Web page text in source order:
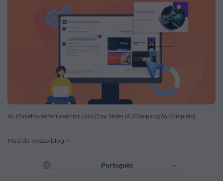
As 10 melhores ferramentas para Criar Slides IA (Comparação Completa)
Mais de nosso blog >
Português